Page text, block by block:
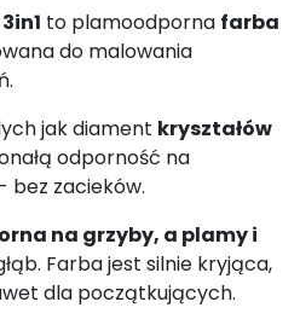
to plamoodporna farba
do malowania
jak diament kryształów
odporność na
bez zacieków.
na grzyby, a plamy i
Farba jest silnie kryjąca,
dla początkujących.